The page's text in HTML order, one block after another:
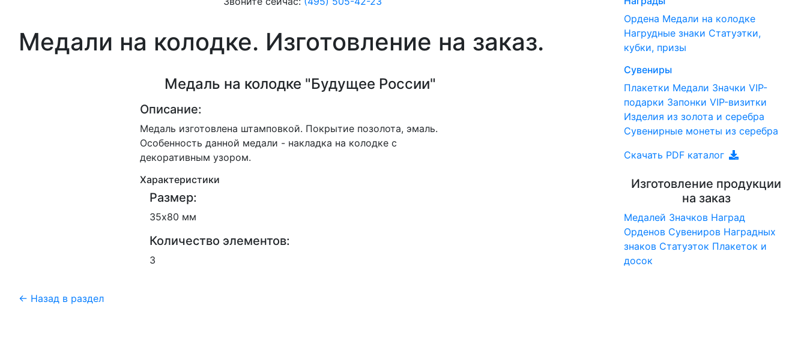
Медали на колодке. Изготовление на заказ.
Медаль на колодке "Будущее России"
Описание:
Медаль изготовлена штамповкой. Покрытие позолота, эмаль.
Особенность данной медали - накладка на колодке с
декоративным узором.
Характеристики
Размер:
35х80 мм
Количество элементов:
3
← Назад в раздел
Ордена Медали на колодке
Нагрудные знаки Статуэтки,
кубки, призы
Сувениры
Плакетки Медали Значки VIP-
подарки Запонки VIP-визитки
Изделия из золота и серебра
Сувенирные монеты из серебра
Скачать PDF каталог
Изготовление продукции
на заказ
Медалей Значков Наград
Орденов Сувениров Наградныx
знаков Статуэток Плакеток и
досок